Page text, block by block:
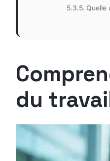
Quelle
du